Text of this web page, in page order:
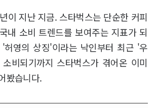
이 지난 지금. 스타벅스는 단순한 커피
내 소비 트렌드를 보여주는 지표가 되
허영의 상징'이라는 낙인부터 최근 '우
비되기까지 스타벅스가 겪어온 이미
봤습니다.